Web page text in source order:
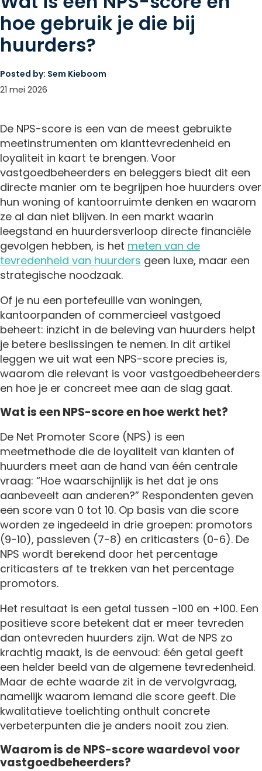
hoe gebruik je die bij
huurders?
Posted by: Sem Kieboom
21 mei 2026
De NPS-score is een van de meest gebruikte
meetinstrumenten om klanttevredenheid en
loyaliteit in kaart te brengen. Voor
vastgoedbeheerders en beleggers biedt dit een
directe manier om te begrijpen hoe huurders over
hun woning of kantoorruimte denken en waarom
ze al dan niet blijven. In een markt waarin
leegstand en huurdersverloop directe financiële
gevolgen hebben, is het meten van de
tevredenheid van huurders geen luxe, maar een
strategische noodzaak.
Of je nu een portefeuille van woningen,
kantoorpanden of commercieel vastgoed
beheert: inzicht in de beleving van huurders helpt
je betere beslissingen te nemen. In dit artikel
leggen we uit wat een NPS-score precies is,
waarom die relevant is voor vastgoedbeheerders
en hoe je er concreet mee aan de slag gaat.
Wat is een NPS-score en hoe werkt het?
De Net Promoter Score (NPS) is een
meetmethode die de loyaliteit van klanten of
huurders meet aan de hand van één centrale
vraag: “Hoe waarschijnlijk is het dat je ons
aanbeveelt aan anderen?” Respondenten geven
een score van 0 tot 10. Op basis van die score
worden ze ingedeeld in drie groepen: promotors
(9-10), passieven (7-8) en criticasters (0-6). De
NPS wordt berekend door het percentage
criticasters af te trekken van het percentage
promotors.
Het resultaat is een getal tussen -100 en +100. Een
positieve score betekent dat er meer tevreden
dan ontevreden huurders zijn. Wat de NPS zo
krachtig maakt, is de eenvoud: één getal geeft
een helder beeld van de algemene tevredenheid.
Maar de echte waarde zit in de vervolgvraag,
namelijk waarom iemand die score geeft. Die
kwalitatieve toelichting onthult concrete
verbeterpunten die je anders nooit zou zien.
Waarom is de NPS-score waardevol voor
vastgoedbeheerders?